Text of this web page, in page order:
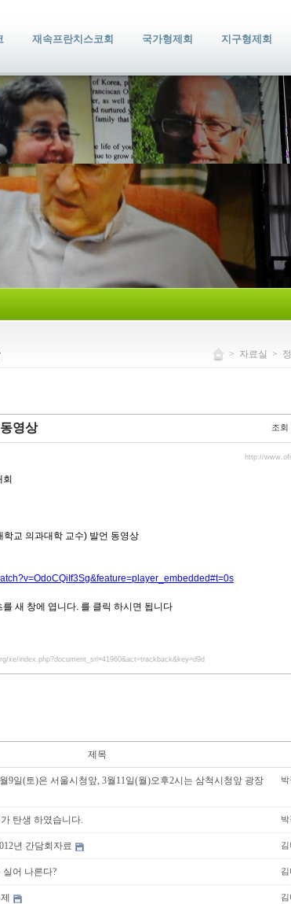
재속프란치스코회 국가형제회 지구형제회
> 자료실 >
영상 조회
http://
교 의과대학 교수) 발언 동영상
새 창에 엽니다. 를 클릭 하시면 됩니다
xe/index.php?document_srl=41960&act=trackback&key=d9d
제목
9일(토)은 서울시청앞, 3월11일(월)오후2시는 삼척시청앞 광장
탄생 하였습니다. 박
년 간담회자료 김
어 나른다? 김
김